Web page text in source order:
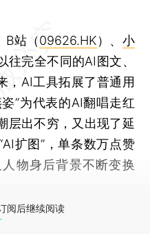
站（09626.HK）、 小
往完全不同的AI图文、
，AI工具拓展了普通用
”为代表的AI翻唱走红
层出不穷，又出现了延
扩图”，单条数万点赞
物身后背景不断变换
阅后继续阅读